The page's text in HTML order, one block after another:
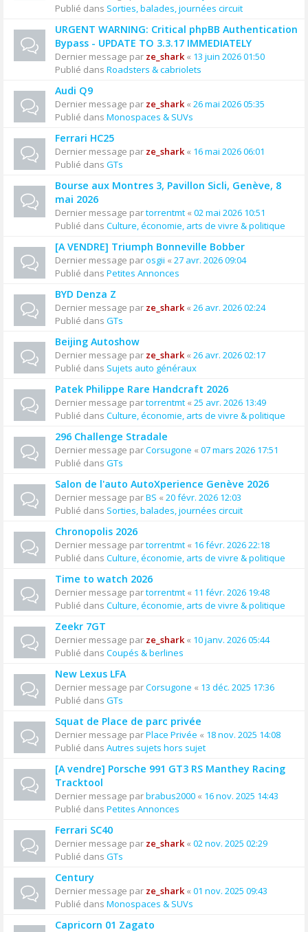
Publié dans Sorties, balades, journées circuit
URGENT WARNING: Critical phpBB Authentication
Bypass - UPDATE TO 3.3.17 IMMEDIATELY
Dernier message par ze_shark« 13 juin 2026 01:50
Publié dans Roadsters & cabriolets
Audi Q9
Dernier message par ze_shark« 26 mai 2026 05:35
Publié dans Monospaces & SUVs
Ferrari HC25
Dernier message par ze_shark« 16 mai 2026 06:01
Publié dans GTs
Bourse aux Montres 3, Pavillon Sicli, Genève, 8
mai 2026
Dernier message partorrentmt « 02 mai 2026 10:51
Publié dans Culture, économie, arts de vivre & politique
[A VENDRE] Triumph Bonneville Bobber
Dernier message parosgii « 27 avr. 2026 09:04
Publié dans Petites Annonces
BYD Denza Z
Dernier message par ze_shark« 26 avr. 2026 02:24
Publié dans GTs
Beijing Autoshow
Dernier message par ze_shark« 26 avr. 2026 02:17
Publié dans Sujets auto généraux
Patek Philippe Rare Handcraft 2026
Dernier message partorrentmt « 25 avr. 2026 13:49
Publié dans Culture, économie, arts de vivre & politique
296 Challenge Stradale
Dernier message parCorsugone « 07 mars 2026 17:51
Publié dans GTs
Salon de l'auto AutoXperience Genève 2026
Dernier message parBS « 20 févr. 2026 12:03
Publié dans Sorties, balades, journées circuit
Chronopolis 2026
Dernier message partorrentmt « 16 févr. 2026 22:18
Publié dans Culture, économie, arts de vivre & politique
Time to watch 2026
Dernier message partorrentmt « 11 févr. 2026 19:48
Publié dans Culture, économie, arts de vivre & politique
Zeekr 7GT
Dernier message par ze_shark« 10 janv. 2026 05:44
Publié dans Coupés & berlines
New Lexus LFA
Dernier message parCorsugone « 13 déc. 2025 17:36
Publié dans GTs
Squat de Place de parc privée
Dernier message parPlace Privée « 18 nov. 2025 14:08
Publié dans Autres sujets hors sujet
[A vendre] Porsche 991 GT3 RS Manthey Racing
Tracktool
Dernier message parbrabus2000 « 16 nov. 2025 14:43
Publié dans Petites Annonces
Ferrari SC40
Dernier message par ze_shark« 02 nov. 2025 02:29
Publié dans GTs
Century
Dernier message par ze_shark« 01 nov. 2025 09:43
Publié dans Monospaces & SUVs
Capricorn 01 Zagato